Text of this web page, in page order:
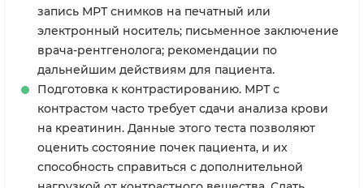
запись МРТ снимков на печатный или
электронный носитель; письменное заключение
врача-рентгенолога; рекомендации по
дальнейшим действиям для пациента.
Подготовка к контрастированию. МРТ с
контрастом часто требует сдачи анализа крови
на креатинин. Данные этого теста позволяют
оценить состояние почек пациента, и их
способность справиться с дополнительной